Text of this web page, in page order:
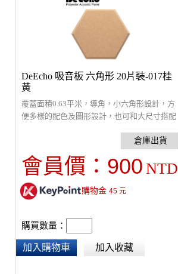
DeEcho 吸音板 六角形 20片裝-017桂
黃
覆蓋面積0.63平米，導角，小六角形設計，方
便多樣的配色及圖形設計，也可和大尺寸搭配
板，超強吸音材質，改善室內回音問題，裝飾
性高，通過環保及防焰檢驗。原絲防焰，採防
焰原料製造，非浸泡藥劑防焰，提供長久穩定
積的1/3以上)
會員價： 900 NTD
購物金 45元
購買數量：
加入購物車 加入收藏